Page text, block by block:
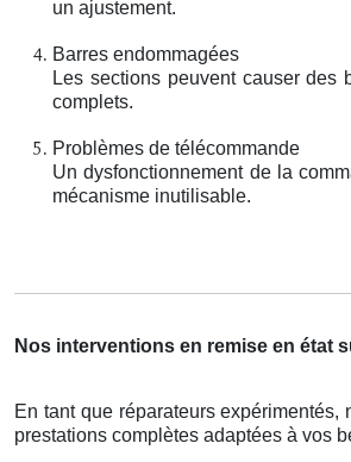
un ajustement.
Barres endommagées
Les sections peuvent causer des
complets.
Problèmes de télécommande
Un dysfonctionnement de la
mécanisme inutilisable.
Nos interventions en remise en état
En tant que réparateurs expérimentés,
prestations complètes adaptées à vos